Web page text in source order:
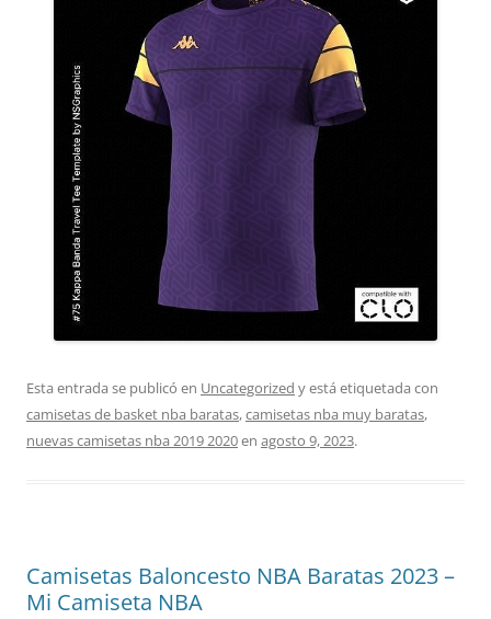
Esta entrada se publicó en Uncategorized y está etiquetada con
camisetas de basket nba baratas,camisetas nba muy baratas,
nuevas camisetas nba 2019 2020en agosto 9, 2023.
Camisetas Baloncesto NBA Baratas 2023 –
Mi Camiseta NBA